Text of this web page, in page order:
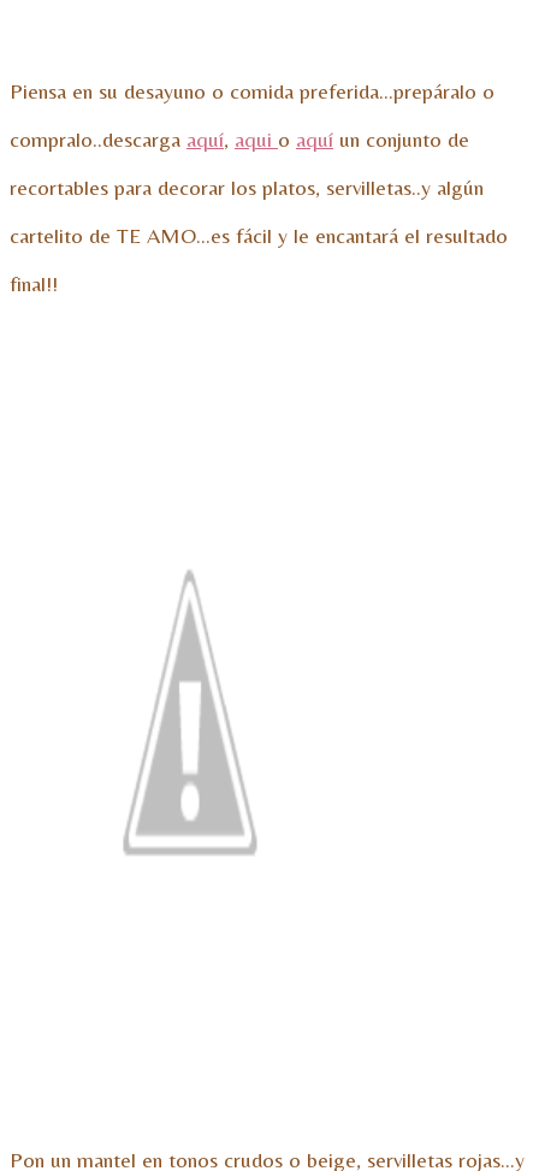
Piensa en su desayuno o comida preferida…prepáralo o
compralo..descarga aquí, aqui o aquí un conjunto de
recortables para decorar los platos, servilletas..y algún
cartelito de TE AMO…es fácil y le encantará el resultado
final!!
Pon un mantel en tonos crudos o beige, servilletas rojas…y